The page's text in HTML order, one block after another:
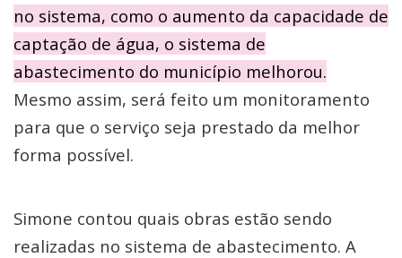
no sistema, como o aumento da capacidade de
captação de água, o sistema de
abastecimento do município melhorou.
Mesmo assim, será feito um monitoramento
para que o serviço seja prestado da melhor
forma possível.
Simone contou quais obras estão sendo
realizadas no sistema de abastecimento. A